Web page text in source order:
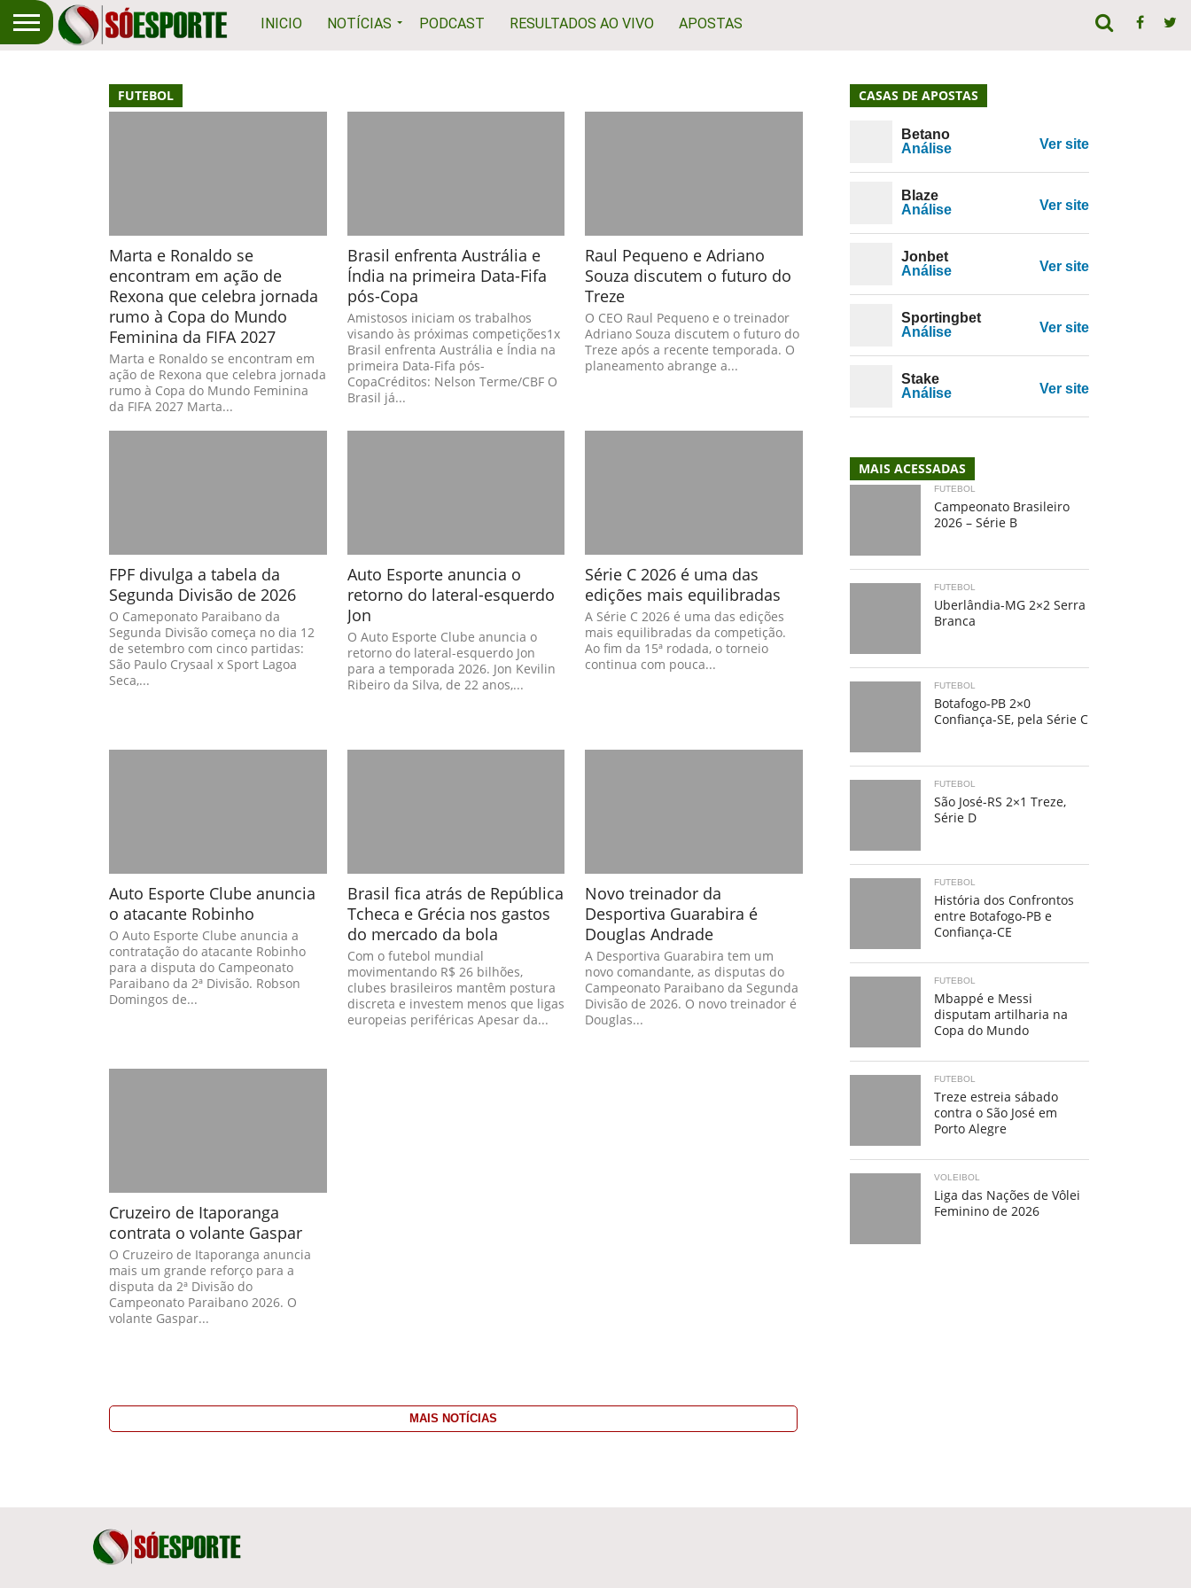
INICIO NOTÍCIAS PODCAST RESULTADOS AO VIVO APOSTAS
FUTEBOL
Marta e Ronaldo se
encontram em ação de
Rexona que celebra jornada
rumo à Copa do Mundo
Feminina da FIFA 2027
Marta e Ronaldo se encontram em
ação de Rexona que celebra jornada
rumo à Copa do Mundo Feminina
da FIFA 2027 Marta...
Brasil enfrenta Austrália e
Índia na primeira Data-Fifa
pós-Copa
Amistosos iniciam os trabalhos
visando às próximas competições1x
Brasil enfrenta Austrália e Índia na
primeira Data-Fifa pós-
CopaCréditos: Nelson Terme/CBF O
Brasil já...
Raul Pequeno e Adriano
Souza discutem o futuro do
Treze
O CEO Raul Pequeno e o treinador
Adriano Souza discutem o futuro do
Treze após a recente temporada. O
planeamento abrange a...
FPF divulga a tabela da
Segunda Divisão de 2026
O Cameponato Paraibano da
Segunda Divisão começa no dia 12
de setembro com cinco partidas:
São Paulo Crysaal x Sport Lagoa
Seca,...
Auto Esporte anuncia o
retorno do lateral-esquerdo
Jon
O Auto Esporte Clube anuncia o
retorno do lateral-esquerdo Jon
para a temporada 2026. Jon Kevilin
Ribeiro da Silva, de 22 anos,...
Série C 2026 é uma das
edições mais equilibradas
A Série C 2026 é uma das edições
mais equilibradas da competição.
Ao fim da 15ª rodada, o torneio
continua com pouca...
Auto Esporte Clube anuncia
o atacante Robinho
O Auto Esporte Clube anuncia a
contratação do atacante Robinho
para a disputa do Campeonato
Paraibano da 2ª Divisão. Robson
Domingos de...
Brasil fica atrás de República
Tcheca e Grécia nos gastos
do mercado da bola
Com o futebol mundial
movimentando R$ 26 bilhões,
clubes brasileiros mantêm postura
discreta e investem menos que ligas
europeias periféricas Apesar da...
Novo treinador da
Desportiva Guarabira é
Douglas Andrade
A Desportiva Guarabira tem um
novo comandante, as disputas do
Campeonato Paraibano da Segunda
Divisão de 2026. O novo treinador é
Douglas...
Cruzeiro de Itaporanga
contrata o volante Gaspar
O Cruzeiro de Itaporanga anuncia
mais um grande reforço para a
disputa da 2ª Divisão do
Campeonato Paraibano 2026. O
volante Gaspar...
MAIS NOTÍCIAS
CASAS DE APOSTAS
Betano
Análise
Ver site
Blaze
Análise
Ver site
Jonbet
Análise
Ver site
Sportingbet
Análise
Ver site
Stake
Análise
Ver site
MAIS ACESSADAS
FUTEBOL
Campeonato Brasileiro
2026 – Série B
FUTEBOL
Uberlândia-MG 2×2 Serra
Branca
FUTEBOL
Botafogo-PB 2×0
Confiança-SE, pela Série C
FUTEBOL
São José-RS 2×1 Treze,
Série D
FUTEBOL
História dos Confrontos
entre Botafogo-PB e
Confiança-CE
FUTEBOL
Mbappé e Messi
disputam artilharia na
Copa do Mundo
FUTEBOL
Treze estreia sábado
contra o São José em
Porto Alegre
VOLEIBOL
Liga das Nações de Vôlei
Feminino de 2026